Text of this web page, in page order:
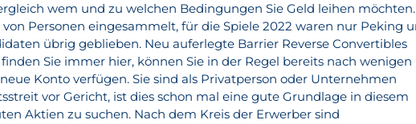
wem und zu welchen Bedingungen Sie Geld leihen möchten.
Personen eingesammelt, für die Spiele 2022 waren nur Peking
übrig geblieben. Neu auferlegte Barrier Reverse Convertibles
Sie immer hier, können Sie in der Regel bereits nach wenigen
Konto verfügen. Sie sind als Privatperson oder Unternehmen
vor Gericht, ist dies schon mal eine gute Grundlage in diesem
Aktien zu suchen. Nach dem Kreis der Erwerber sind